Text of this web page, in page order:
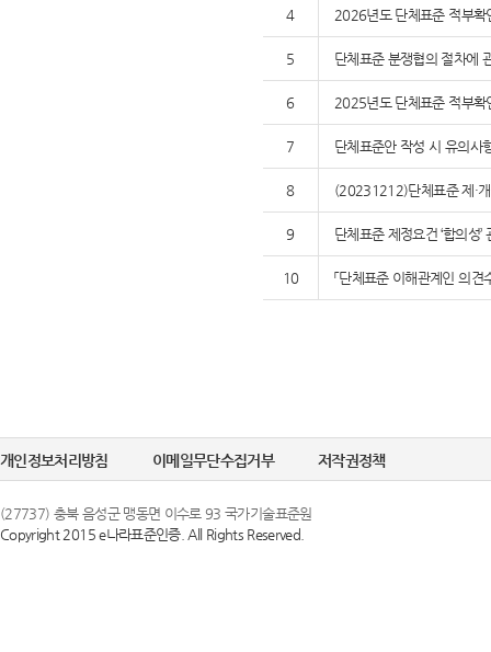
4 2026년도 단체표준 적부확
5 단체표준 분쟁협의 절차에
6 2025년도 단체표준 적부확
7 단체표준안 작성 시 유의사
8 (20231212)단체표준 제·
9 단체표준 제정요건 ‘합의성
10 「단체표준 이해관계인 의
개인정보처리방침 이메일무단수집거부 저작권정책
(27737) 충북 음성군 맹동면 이수로 93 국가기술표준원
Copyright 2015 e나라표준인증. All Rights Reserved.